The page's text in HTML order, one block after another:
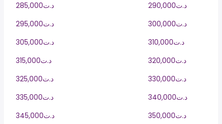
285,000د.ت
290,000د.ت
295,000د.ت
300,000د.ت
305,000د.ت
310,000د.ت
315,000د.ت
320,000د.ت
325,000د.ت
330,000د.ت
335,000د.ت
340,000د.ت
345,000د.ت
350,000د.ت